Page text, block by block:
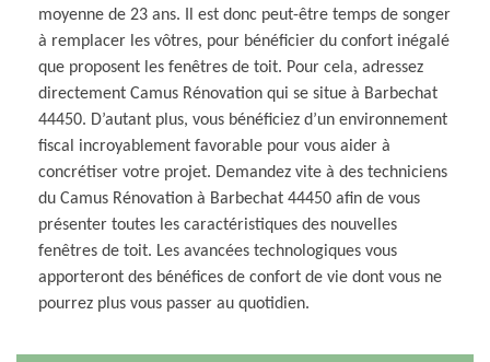
moyenne de 23 ans. Il est donc peut-être temps de songer
à remplacer les vôtres, pour bénéficier du confort inégalé
que proposent les fenêtres de toit. Pour cela, adressez
directement Camus Rénovation qui se situe à Barbechat
44450. D’autant plus, vous bénéficiez d’un environnement
fiscal incroyablement favorable pour vous aider à
concrétiser votre projet. Demandez vite à des techniciens
du Camus Rénovation à Barbechat 44450 afin de vous
présenter toutes les caractéristiques des nouvelles
fenêtres de toit. Les avancées technologiques vous
apporteront des bénéfices de confort de vie dont vous ne
pourrez plus vous passer au quotidien.